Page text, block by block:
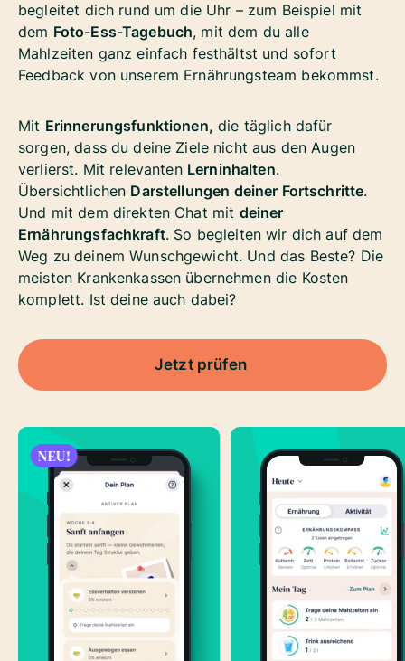
begleitet dich rund um die Uhr – zum Beispiel mit
dem Foto-Ess-Tagebuch, mit dem du alle
Mahlzeiten ganz einfach festhältst und sofort
Feedback von unserem Ernährungsteam bekommst.
Mit Erinnerungsfunktionen, die täglich dafür
sorgen, dass du deine Ziele nicht aus den Augen
verlierst. Mit relevanten Lerninhalten.
Übersichtlichen Darstellungen deiner Fortschritte.
Und mit dem direkten Chat mit deiner
Ernährungsfachkraft. So begleiten wir dich auf dem
Weg zu deinem Wunschgewicht. Und das Beste? Die
meisten Krankenkassen übernehmen die Kosten
komplett. Ist deine auch dabei?
Jetzt prüfen
NEU!